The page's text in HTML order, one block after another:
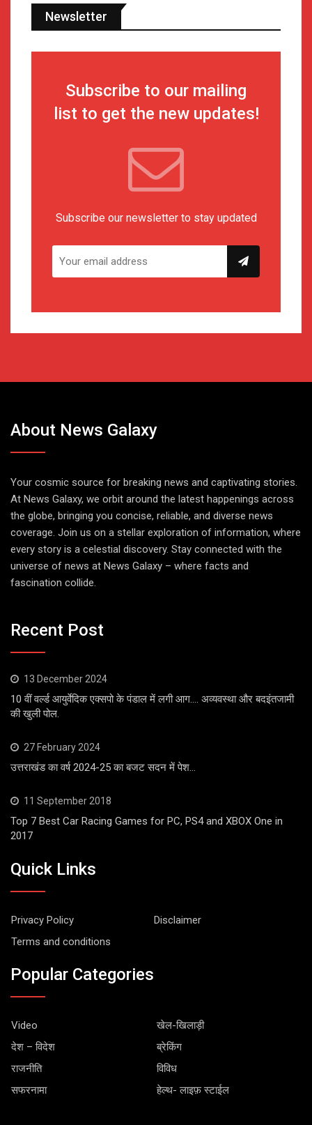
Newsletter
Subscribe to our mailing
list to get the new updates!
Subscribe our newsletter to stay updated
About News Galaxy
Your cosmic source for breaking news and captivating stories.
At News Galaxy, we orbit around the latest happenings across
the globe, bringing you concise, reliable, and diverse news
coverage. Join us on a stellar exploration of information, where
every story is a celestial discovery. Stay connected with the
universe of news at News Galaxy – where facts and
fascination collide.
Recent Post
13 December 2024
10 वीं वर्ल्ड आयुर्वेदिक एक्सपो के पंडाल में लगी आग…. अव्यवस्था और बदइंतजामी
की खुली पोल.
27 February 2024
उत्तराखंड का वर्ष 2024-25 का बजट सदन में पेश…
11 September 2018
Top 7 Best Car Racing Games for PC, PS4 and XBOX One in
2017
Quick Links
Privacy Policy
Disclaimer
Terms and conditions
Popular Categories
Video
खेल-खिलाड़ी
देश – विदेश
ब्रेकिंग
राजनीति
विविध
सफरनामा
हेल्थ- लाइफ़ स्टाईल